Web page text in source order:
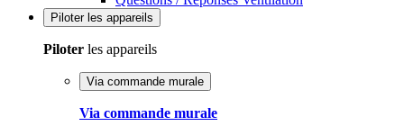
Piloter les appareils
Piloter les appareils
Via commande murale
Via commande murale